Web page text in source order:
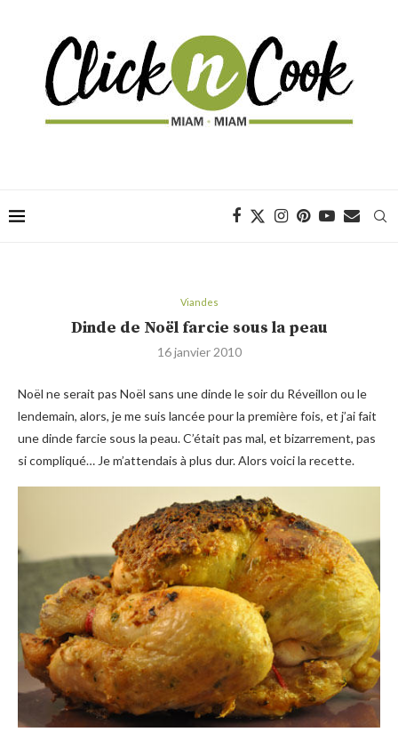
Viandes
Dinde de Noël farcie sous la peau
16 janvier 2010
Noël ne serait pas Noël sans une dinde le soir du Réveillon ou le
lendemain, alors, je me suis lancée pour la première fois, et j’ai fait
une dinde farcie sous la peau. C’était pas mal, et bizarrement, pas
si compliqué… Je m’attendais à plus dur. Alors voici la recette.